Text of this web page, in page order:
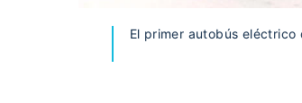
El primer autobús